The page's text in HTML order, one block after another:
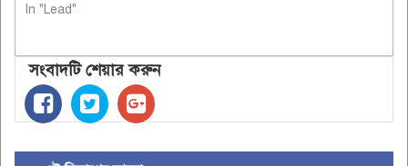
In "Lead"
সংবাদটি শেয়ার করুন